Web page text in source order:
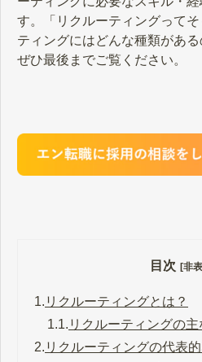
す。「リクルーティングって
ティングにはどんな種類がある
ぜひ最後までご覧ください。
目次 [非
1. リクルーティングとは？
1.1. リクルーティングの
2. リクルーティングの代表